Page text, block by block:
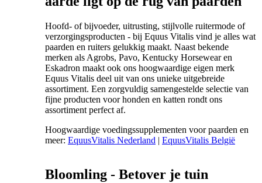
Hoofd- of bijvoeder, uitrusting, stijlvolle ruitermode of
verzorgingsproducten - bij Equus Vitalis vind je alles wat
paarden en ruiters gelukkig maakt. Naast bekende
merken als Agrobs, Pavo, Kentucky Horsewear en
Eskadron maakt ook ons hoogwaardige eigen merk
Equus Vitalis deel uit van ons unieke uitgebreide
assortiment. Een zorgvuldig samengestelde selectie van
fijne producten voor honden en katten rondt ons
assortiment perfect af.
Hoogwaardige voedingssupplementen voor paarden en
meer: EquusVitalis Nederland | EquusVitalis België
Bloomling - Betover je tuin